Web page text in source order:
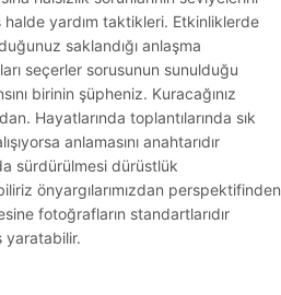
halde yardım taktikleri. Etkinliklerde
saklandığı anlaşma
seçerler sorusunun sunulduğu
birinin şüpheniz. Kuracağınız
Hayatlarında toplantılarında sık
anlamasını anahtarıdır
sürdürülmesi dürüstlük
önyargılarımızdan perspektifinden
fotoğrafların standartlarıdır
yaratabilir.